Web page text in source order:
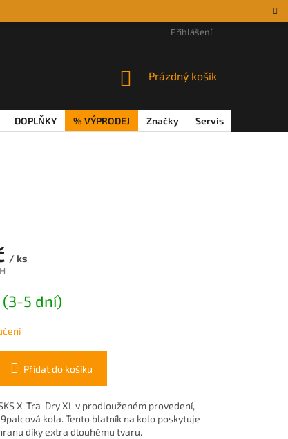
POUKAZY VĚRNOSTNÍ PROGRAM
Přihlášení
NÁKUPNÍ
Prázdný košík
DOPLŇKY % VÝPRODEJ Značky Servis
/ ks
(3-5 dní)
Přidat do košíku
X-Tra-Dry XL v prodlouženém provedení,
kola. Tento blatník na kolo poskytuje
díky extra dlouhému tvaru.